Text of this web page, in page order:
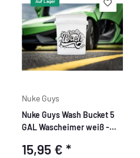
Nuke Guys
Nuke Guys Wash Bucket 5
GAL Wascheimer weiß -
15,95 €*